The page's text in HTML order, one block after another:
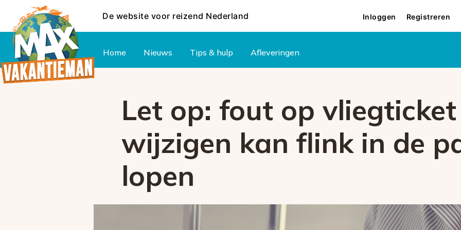
De website voor reizend Nederland Inloggen Registreren
Home Nieuws Tips & hulp Afleveringen
Let op: fout op vliegticket
wijzigen kan flink in de
lopen